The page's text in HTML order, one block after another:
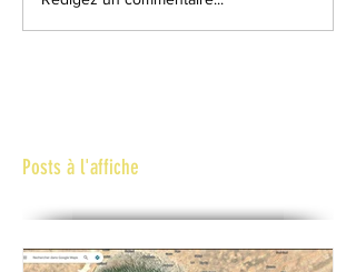
Posts à l'affiche